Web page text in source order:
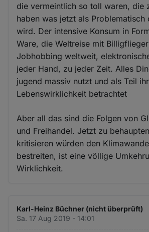
die vermeintlich so toll waren, die
haben was jetzt als Problematisch
wird. Der intensive Konsum in
Ware, die Weltreise mit
Jobhobbing weltweit,
jeder Hand, zu jeder Zeit. Alles
jugend massiv nutzt und als Teil
Lebenswirklichkeit betrachtet
Aber all das sind die Folgen von
und Freihandel. Jetzt zu
kritisieren würden den
bestreiten, ist eine völlige
Wirklichkeit.
Karl-Heinz Büchner (nicht überprüft)
Sa. 17 Aug 2019 - 14:01